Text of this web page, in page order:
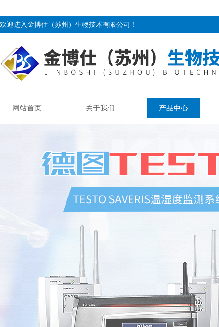
欢迎进入金博仕（苏州）生物技术有限公司！
网站首页 关于我们 产品中心